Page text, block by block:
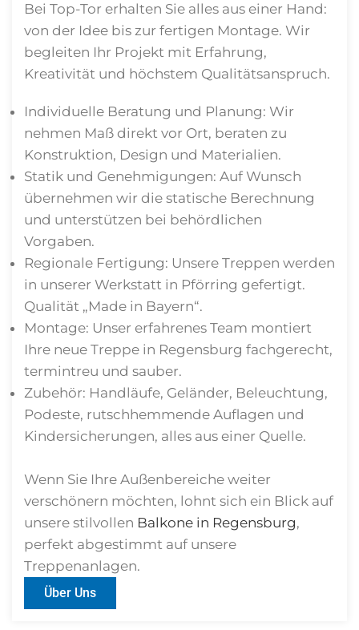
Bei Top-Tor erhalten Sie alles aus einer Hand:
von der Idee bis zur fertigen Montage. Wir
begleiten Ihr Projekt mit Erfahrung,
Kreativität und höchstem Qualitätsanspruch.
Individuelle Beratung und Planung: Wir
nehmen Maß direkt vor Ort, beraten zu
Konstruktion, Design und Materialien.
Statik und Genehmigungen: Auf Wunsch
übernehmen wir die statische Berechnung
und unterstützen bei behördlichen
Vorgaben.
Regionale Fertigung: Unsere Treppen werden
in unserer Werkstatt in Pförring gefertigt.
Qualität „Made in Bayern“.
Montage: Unser erfahrenes Team montiert
Ihre neue Treppe in Regensburg fachgerecht,
termintreu und sauber.
Zubehör: Handläufe, Geländer, Beleuchtung,
Podeste, rutschhemmende Auflagen und
Kindersicherungen, alles aus einer Quelle.
Wenn Sie Ihre Außenbereiche weiter
verschönern möchten, lohnt sich ein Blick auf
unsere stilvollen Balkone in Regensburg,
perfekt abgestimmt auf unsere
Treppenanlagen.
Über Uns